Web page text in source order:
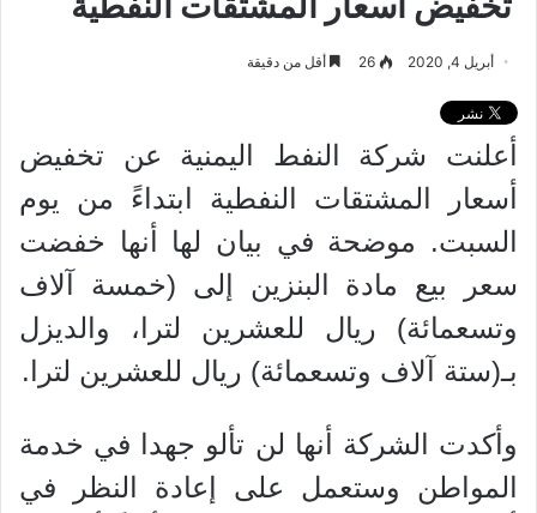
أبريل 4, 2020 26 أقل من دقيقة
أعلنت شركة النفط اليمنية عن تخفيض
أسعار المشتقات النفطية ابتداءً من يوم
السبت. موضحة في بيان لها أنها خفضت
سعر بيع مادة البنزين إلى (خمسة آلاف
وتسعمائة) ريال للعشرين لترا، والديزل
بـ(ستة آلاف وتسعمائة) ريال للعشرين لترا.
وأكدت الشركة أنها لن تألو جهدا في خدمة
المواطن وستعمل على إعادة النظر في